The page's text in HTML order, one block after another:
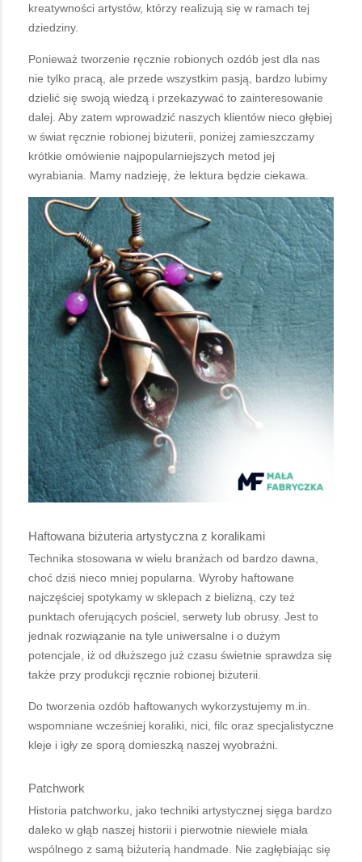
kreatywności artystów, którzy realizują się w ramach tej
dziedziny.
Ponieważ tworzenie ręcznie robionych ozdób jest dla nas
nie tylko pracą, ale przede wszystkim pasją, bardzo lubimy
dzielić się swoją wiedzą i przekazywać to zainteresowanie
dalej. Aby zatem wprowadzić naszych klientów nieco głębiej
w świat ręcznie robionej biżuterii, poniżej zamieszczamy
krótkie omówienie najpopularniejszych metod jej
wyrabiania. Mamy nadzieję, że lektura będzie ciekawa.
Haftowana biżuteria artystyczna z koralikami
Technika stosowana w wielu branżach od bardzo dawna,
choć dziś nieco mniej popularna. Wyroby haftowane
najczęściej spotykamy w sklepach z bielizną, czy też
punktach oferujących pościel, serwety lub obrusy. Jest to
jednak rozwiązanie na tyle uniwersalne i o dużym
potencjale, iż od dłuższego już czasu świetnie sprawdza się
także przy produkcji ręcznie robionej biżuterii.
Do tworzenia ozdób haftowanych wykorzystujemy m.in.
wspomniane wcześniej koraliki, nici, filc oraz specjalistyczne
kleje i igły ze sporą domieszką naszej wyobraźni.
Patchwork
Historia patchworku, jako techniki artystycznej sięga bardzo
daleko w głąb naszej historii i pierwotnie niewiele miała
wspólnego z samą biżuterią handmade. Nie zagłębiając się